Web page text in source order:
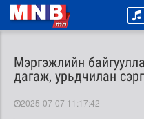
Мэргэжлийн
дагаж, урьдчилан
2025-07-07 11:17:42